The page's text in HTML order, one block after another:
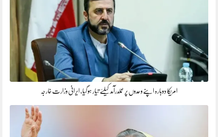
امریکا دوبارہ اپنے وعدوں پر عملدرآمد کیلئے تیار ہو گیا، ایرانی وزارت خارجہ